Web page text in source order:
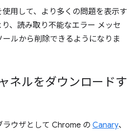
使用して、より多くの問題を表示す
、読み取り不能なエラー メッセ
ルから削除できるようになりま
ネルをダウンロードす
ウザとして Chrome の Canary、